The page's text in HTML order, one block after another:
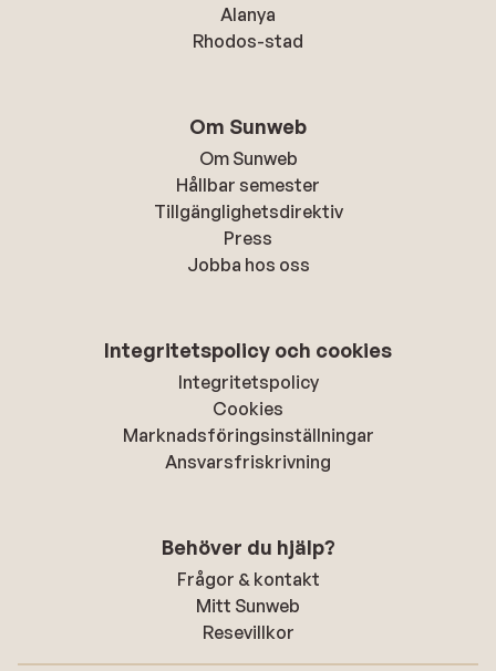
Alanya
Rhodos-stad
Om Sunweb
Om Sunweb
Hållbar semester
Tillgänglighetsdirektiv
Press
Jobba hos oss
Integritetspolicy och cookies
Integritetspolicy
Cookies
Marknadsföringsinställningar
Ansvarsfriskrivning
Behöver du hjälp?
Frågor & kontakt
Mitt Sunweb
Resevillkor